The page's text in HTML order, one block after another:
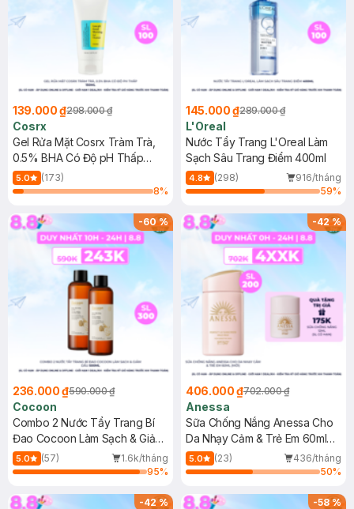
139.000 ₫298.000 ₫
Cosrx
Gel Rửa Mặt Cosrx Tràm Trà,
0.5% BHA Có Độ pH Thấp
150ml
5.0
(173)
8%
145.000 ₫289.000 ₫
L'Oreal
Nước Tẩy Trang L'Oreal Làm
Sạch Sâu Trang Điểm 400ml
4.8 (298)
916/tháng
59%
-60%
236.000 ₫590.000 ₫
Cocoon
Combo 2 Nước Tẩy Trang Bí
Đao Cocoon Làm Sạch & Giảm
Dầu 500ml
5.0 (57)
1.6k/tháng
95%
-42%
406.000 ₫702.000 ₫
Anessa
Sữa Chống Nắng Anessa Cho
Da Nhạy Cảm & Trẻ Em 60ml
(Mới)
5.0 (23)
436/tháng
50%
-42% -58%